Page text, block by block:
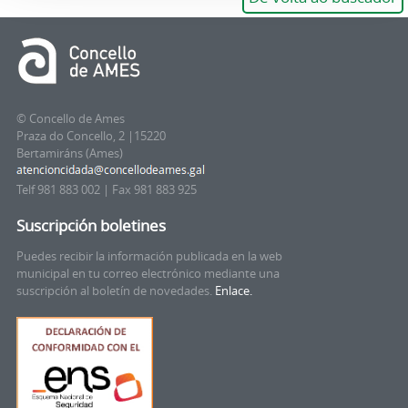
© Concello de Ames
Praza do Concello, 2 |15220
Bertamiráns (Ames)
Telf 981 883 002 | Fax 981 883 925
Suscripción boletines
Puedes recibir la información publicada en la web
municipal en tu correo electrónico mediante una
suscripción al boletín de novedades. Enlace.